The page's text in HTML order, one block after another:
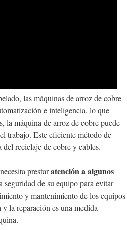
las máquinas de arroz de cobre
e inteligencia, lo que
la máquina de arroz de cobre puede
trabajo. Este eficiente método de
reciclaje de cobre y cables.
prestaratención a algunos
de su equipo para evitar
y mantenimiento de los equipos
la reparación es una medida